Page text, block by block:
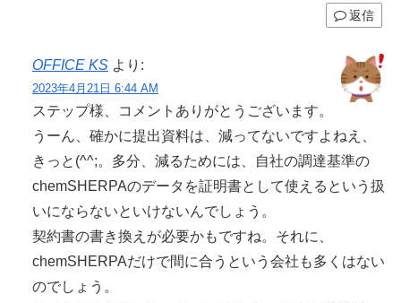
返信
OFFICE KS より:
2023年4月21日 6:44 AM
ステップ様、コメントありがとうございます。
うーん、確かに提出資料は、減ってないですよねえ、
きっと(^^;。多分、減るためには、自社の調達基準の
chemSHERPAのデータを証明書として使えるという扱
いにならないといけないんでしょう。
契約書の書き換えが必要かもですね。それに、
chemSHERPAだけで間に合うという会社も多くはない
のでしょう。